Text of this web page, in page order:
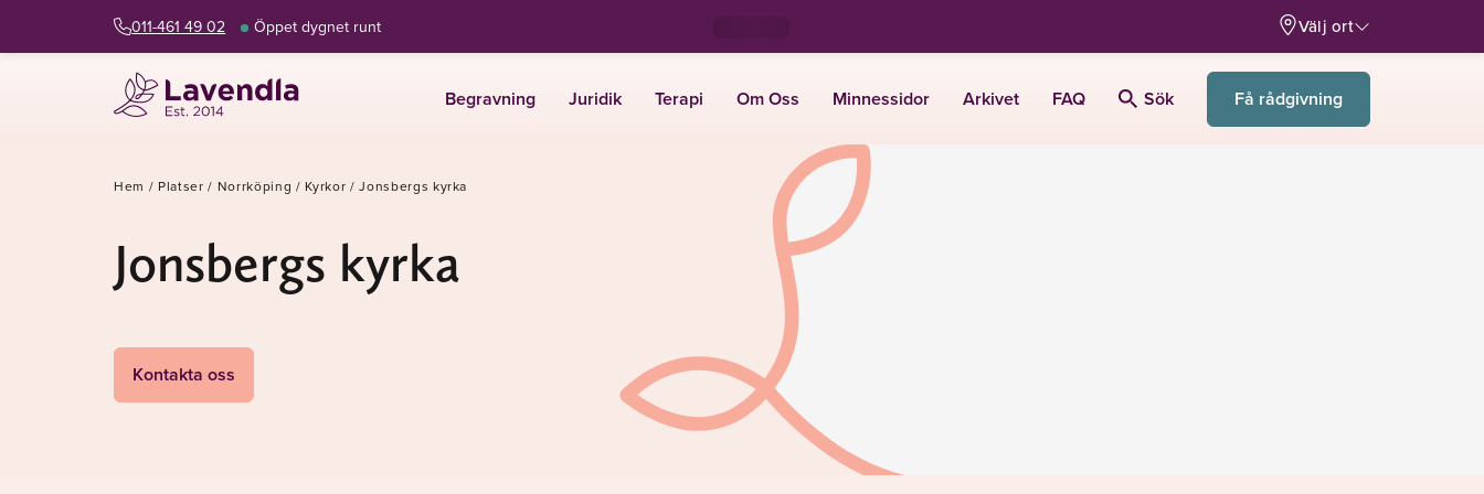
011-461 49 02 Öppet dygnet runt Välj ort
Begravning Juridik Terapi Om Oss Minnessidor Arkivet FAQ Sök Få rådgivning
Hem / Platser / Norrköping / Kyrkor / Jonsbergs kyrka
Jonsbergs kyrka
Kontakta oss